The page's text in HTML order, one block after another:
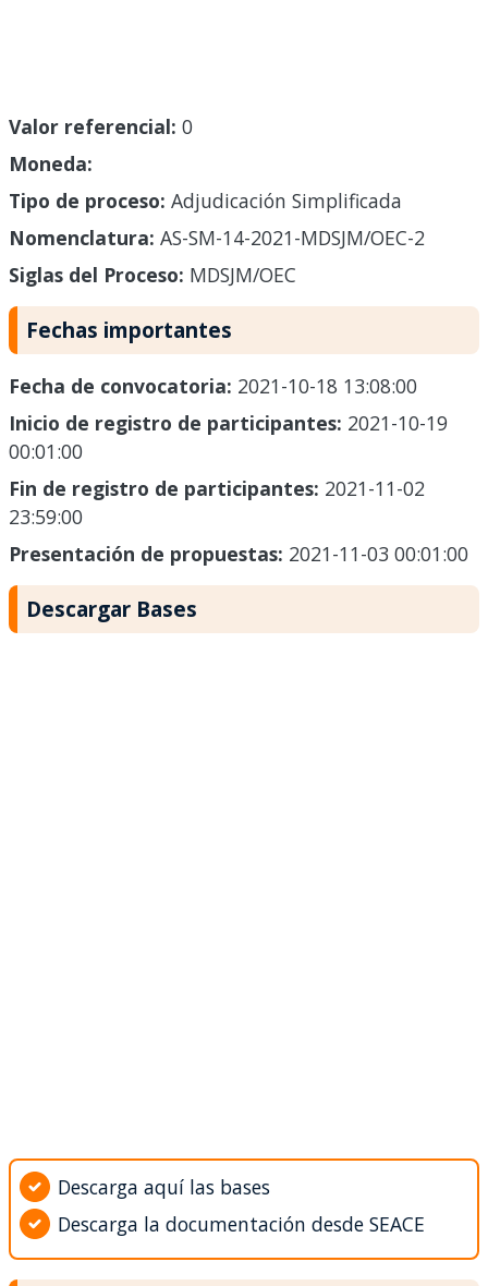
Valor referencial: 0
Moneda:
Tipo de proceso: Adjudicación Simplificada
Nomenclatura: AS-SM-14-2021-MDSJM/OEC-2
Siglas del Proceso: MDSJM/OEC
Fechas importantes
Fecha de convocatoria: 2021-10-18 13:08:00
Inicio de registro de participantes: 2021-10-19
00:01:00
Fin de registro de participantes: 2021-11-02
23:59:00
Presentación de propuestas: 2021-11-03 00:01:00
Descargar Bases
Descarga aquí las bases
Descarga la documentación desde SEACE